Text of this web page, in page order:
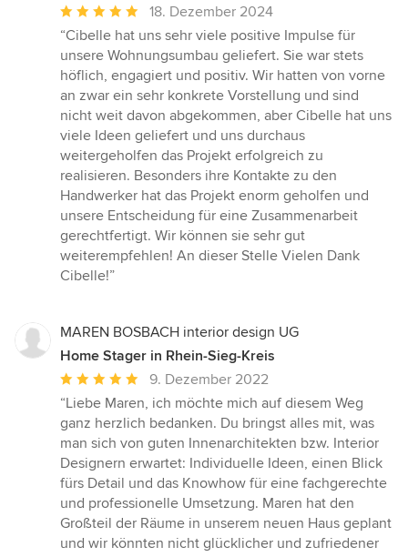
Durchschnittliche
Bewertung:
5
von
5
Sternen
18. Dezember 2024
“Cibelle hat uns sehr viele positive Impulse für
unsere Wohnungsumbau geliefert. Sie war stets
höflich, engagiert und positiv. Wir hatten von vorne
an zwar ein sehr konkrete Vorstellung und sind
nicht weit davon abgekommen, aber Cibelle hat uns
viele Ideen geliefert und uns durchaus
weitergeholfen das Projekt erfolgreich zu
realisieren. Besonders ihre Kontakte zu den
Handwerker hat das Projekt enorm geholfen und
unsere Entscheidung für eine Zusammenarbeit
gerechtfertigt. Wir können sie sehr gut
weiterempfehlen! An dieser Stelle Vielen Dank
Cibelle!”
MAREN BOSBACH interior design UG
Home Stager in Rhein-Sieg-Kreis
Durchschnittliche
Bewertung:
5
von
5
Sternen
9. Dezember 2022
“Liebe Maren, ich möchte mich auf diesem Weg
ganz herzlich bedanken. Du bringst alles mit, was
man sich von guten Innenarchitekten bzw. Interior
Designern erwartet: Individuelle Ideen, einen Blick
fürs Detail und das Knowhow für eine fachgerechte
und professionelle Umsetzung. Maren hat den
Großteil der Räume in unserem neuen Haus geplant
und wir könnten nicht glücklicher und zufriedener